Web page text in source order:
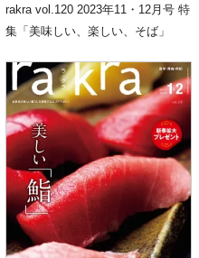
変更、利用目的の変更、または
を行う際は、当ページへの変更を
rakra vol.120 2023年11・12月号 特
集「美味しい、楽しい、そば」